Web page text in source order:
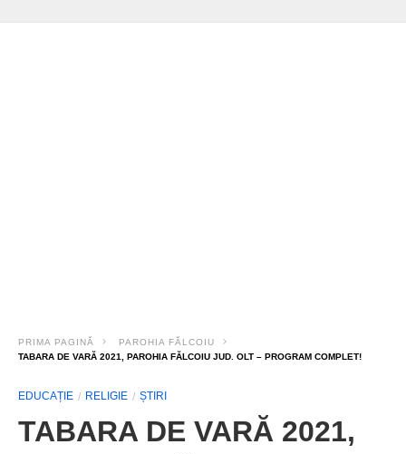
PRIMA PAGINĂ
PAROHIA FĂLCOIU
TABARA DE VARĂ 2021, PAROHIA FĂLCOIU JUD. OLT – PROGRAM COMPLET!
EDUCAȚIE RELIGIE ȘTIRI
TABARA DE VARĂ 2021,